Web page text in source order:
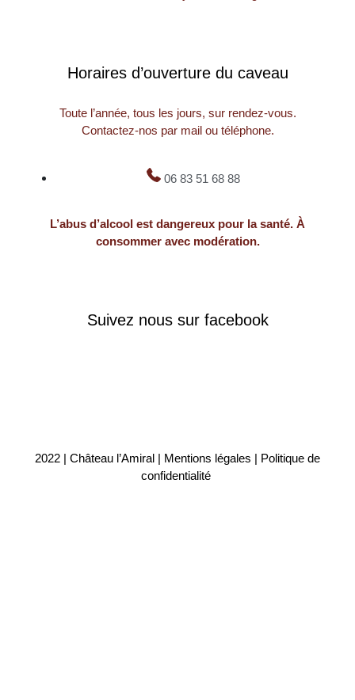
Horaires d’ouverture du caveau
Toute l’année, tous les jours, sur rendez-vous.
Contactez-nos par mail ou téléphone.
06 83 51 68 88
L’abus d’alcool est dangereux pour la santé. À
consommer avec modération.
Suivez nous sur facebook
2022 | Château l’Amiral | Mentions légales | Politique de
confidentialité